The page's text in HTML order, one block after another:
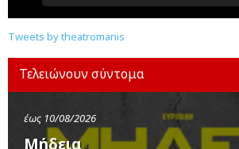
Tweets by theatromanis
Τελειώνουν σύντομα
έως 10/08/2026
Μήδεια